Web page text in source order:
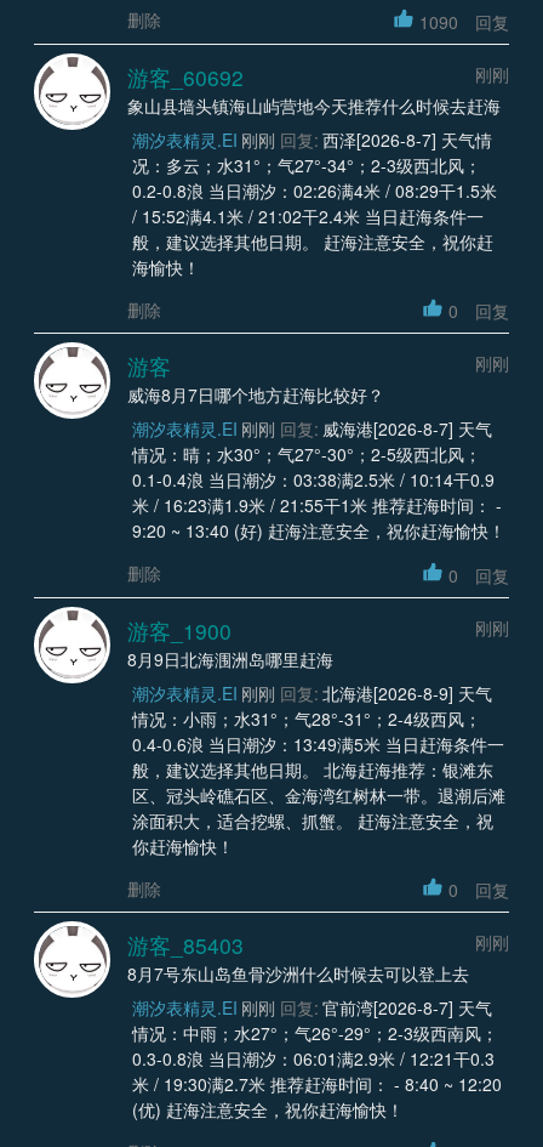
删除
1090 回复
游客_60692
刚刚
象山县墙头镇海山屿营地今天推荐什么时候去赶海
潮汐表精灵.EI 刚刚 回复: 西泽[2026-8-7] 天气情
况：多云；水31°；气27°-34°；2-3级西北风；
0.2-0.8浪 当日潮汐：02:26满4米 / 08:29干1.5米
/ 15:52满4.1米 / 21:02干2.4米 当日赶海条件一
般，建议选择其他日期。 赶海注意安全，祝你赶
海愉快！
删除
0 回复
游客
刚刚
威海8月7日哪个地方赶海比较好？
潮汐表精灵.EI 刚刚 回复: 威海港[2026-8-7] 天气
情况：晴；水30°；气27°-30°；2-5级西北风；
0.1-0.4浪 当日潮汐：03:38满2.5米 / 10:14干0.9
米 / 16:23满1.9米 / 21:55干1米 推荐赶海时间： -
9:20 ~ 13:40 (好) 赶海注意安全，祝你赶海愉快！
删除
0 回复
游客_1900
刚刚
8月9日北海涠洲岛哪里赶海
潮汐表精灵.EI 刚刚 回复: 北海港[2026-8-9] 天气
情况：小雨；水31°；气28°-31°；2-4级西风；
0.4-0.6浪 当日潮汐：13:49满5米 当日赶海条件一
般，建议选择其他日期。 北海赶海推荐：银滩东
区、冠头岭礁石区、金海湾红树林一带。退潮后滩
涂面积大，适合挖螺、抓蟹。 赶海注意安全，祝
你赶海愉快！
删除
0 回复
游客_85403
刚刚
8月7号东山岛鱼骨沙洲什么时候去可以登上去
潮汐表精灵.EI 刚刚 回复: 官前湾[2026-8-7] 天气
情况：中雨；水27°；气26°-29°；2-3级西南风；
0.3-0.8浪 当日潮汐：06:01满2.9米 / 12:21干0.3
米 / 19:30满2.7米 推荐赶海时间： - 8:40 ~ 12:20
(优) 赶海注意安全，祝你赶海愉快！